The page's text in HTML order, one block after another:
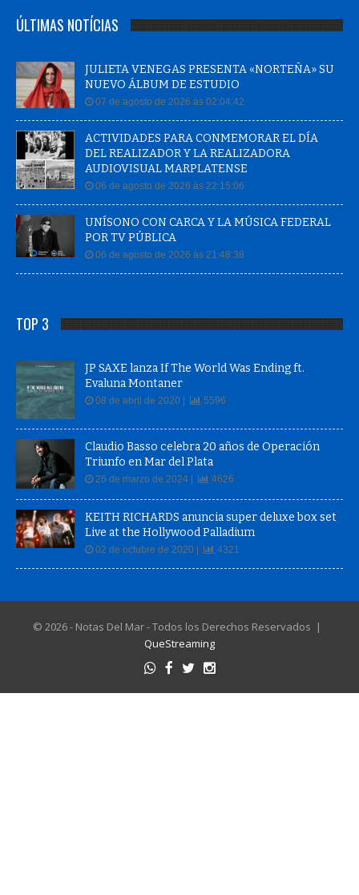
ÚLTIMAS NOTÍCIAS
JULIETA VENEGAS PRESENTA «NORTEÑA» SU
NUEVO ÁLBUM DE ESTUDIO
07 de agosto de 2026 às 02:04:42
ACTIVIDADES PARA CONMEMORAR EL DÍA
DEL REALIZADOR Y LA REALIZADORA
AUDIOVISUAL MARPLATENSE
06 de agosto de 2026 às 22:15:06
UNÍSONO CON CARCA Y LA MÚSICA FEDERAL
POR TV PÚBLICA
06 de agosto de 2026 às 21:48:38
TOP 3
JP SAXE lanza If The World Was Ending ft.
Evaluna Montaner
08 de abril de 2020 | 5596
Claudio Basso celebra 20 años de Operación
Triunfo en Mar del Plata
26 de marzo de 2024 | 4626
KEITH RICHARDS anuncia super deluxe box set
Live at the Hollywood Palladium
02 de octubre de 2020 | 4321
© 2026 - Notas Del Mar - Todos los Derechos Reservados |
QueStreaming